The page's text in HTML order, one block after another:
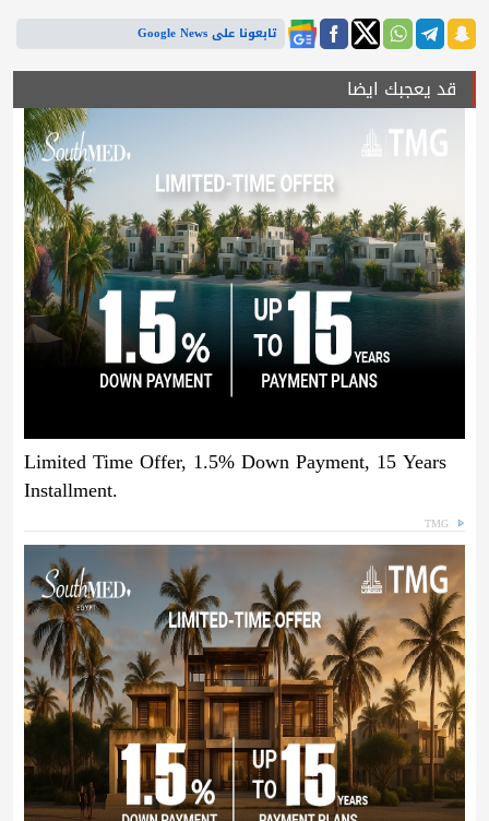
تابعونا على Google News
قد يعجبك ايضا
Limited Time Offer, 1.5% Down Payment, 15 Years
Installment.
TMG